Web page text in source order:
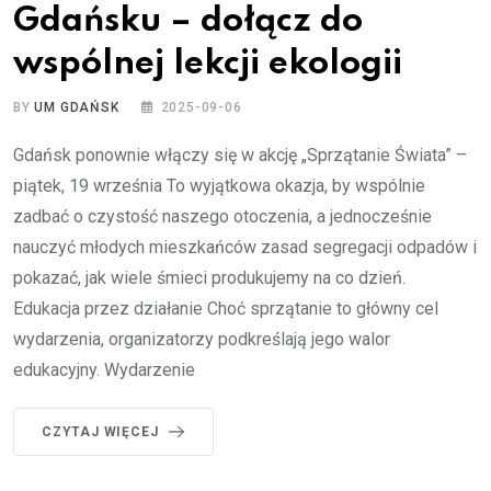
Gdańsku – dołącz do
wspólnej lekcji ekologii
BYUM GDAŃSK 2025-09-06
Gdańsk ponownie włączy się w akcję „Sprzątanie Świata” –
piątek, 19 września To wyjątkowa okazja, by wspólnie
zadbać o czystość naszego otoczenia, a jednocześnie
nauczyć młodych mieszkańców zasad segregacji odpadów i
pokazać, jak wiele śmieci produkujemy na co dzień.
Edukacja przez działanie Choć sprzątanie to główny cel
wydarzenia, organizatorzy podkreślają jego walor
edukacyjny. Wydarzenie
CZYTAJ WIĘCEJ